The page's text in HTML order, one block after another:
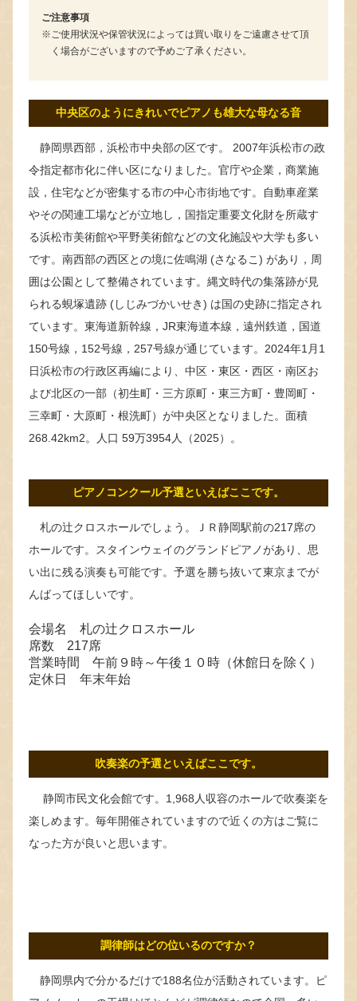
ご注意事項
ご使用状況や保管状況によっては買い取りをご遠慮させて頂
く場合がございますので予めご了承ください。
中央区のようにきれいでピアノも雄大な母なる音
静岡県西部，浜松市中央部の区です。 2007年浜松市の政
令指定都市化に伴い区になりました。官庁や企業，商業施
設，住宅などが密集する市の中心市街地です。自動車産業
やその関連工場などが立地し，国指定重要文化財を所蔵す
る浜松市美術館や平野美術館などの文化施設や大学も多い
です。南西部の西区との境に佐鳴湖 (さなるこ) があり，周
囲は公園として整備されています。縄文時代の集落跡が見
られる蜆塚遺跡 (しじみづかいせき) は国の史跡に指定され
ています。東海道新幹線，JR東海道本線，遠州鉄道，国道
150号線，152号線，257号線が通じています。2024年1月1
日浜松市の行政区再編により、中区・東区・西区・南区お
よび北区の一部（初生町・三方原町・東三方町・豊岡町・
三幸町・大原町・根洗町）が中央区となりました。面積
268.42km2。人口 59万3954人（2025）。
ピアノコンクール予選といえばここです。
札の辻クロスホールでしょう。ＪＲ静岡駅前の217席の
ホールです。スタインウェイのグランドピアノがあり、思
い出に残る演奏も可能です。予選を勝ち抜いて東京までが
んばってほしいです。
会場名 札の辻クロスホール
席数 217席
営業時間 午前９時～午後１０時（休館日を除く）
定休日 年末年始
吹奏楽の予選といえばここです。
静岡市民文化会館です。1,968人収容のホールで吹奏楽を
楽しめます。毎年開催されていますので近くの方はご覧に
なった方が良いと思います。
調律師はどの位いるのですか？
静岡県内で分かるだけで188名位が活動されています。ピ